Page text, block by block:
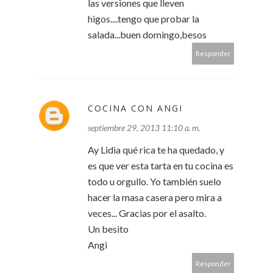
las versiones que lleven
higos....tengo que probar la
salada...buen domingo,besos
Responder
COCINA CON ANGI
septiembre 29, 2013 11:10 a. m.
Ay Lidia qué rica te ha quedado, y
es que ver esta tarta en tu cocina es
todo u orgullo. Yo también suelo
hacer la masa casera pero mira a
veces... Gracias por el asalto.
Un besito
Angi
Responder